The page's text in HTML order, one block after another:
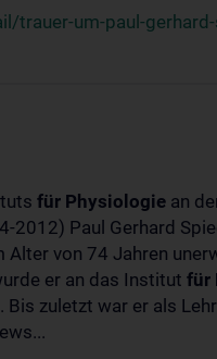
trauer-um-paul-
für Physiologie an
2012) Paul Gerhard
von 74 Jahren
er an das Institut für
zuletzt war er als